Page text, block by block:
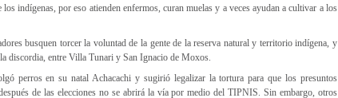
indígenas, por eso atienden enfermos, curan muelas y a veces ayudan a cultivar a los
busquen torcer la voluntad de la gente de la reserva natural y territorio indígena, y
discordia, entre Villa Tunari y San Ignacio de Moxos.
perros en su natal Achacachi y sugirió legalizar la tortura para que los presuntos
de las elecciones no se abrirá la vía por medio del TIPNIS. Sin embargo, otros